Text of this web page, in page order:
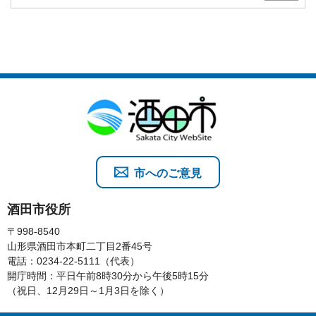
酒田市役所
〒998-8540
山形県酒田市本町二丁目2番45号
電話：0234-22-5111（代表）
開庁時間：平日午前8時30分から午後5時15分
（祝日、12月29日～1月3日を除く）
市へのご意見